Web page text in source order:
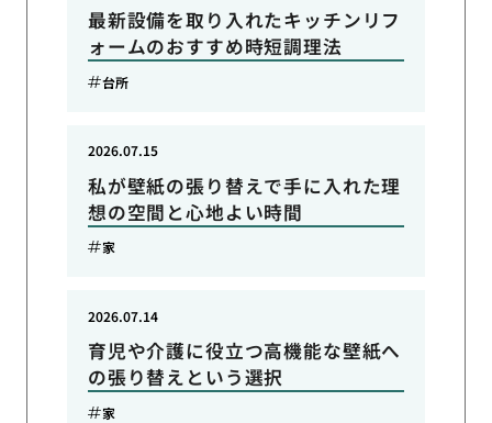
最新設備を取り入れたキッチンリフ
ォームのおすすめ時短調理法
台所
私が壁紙の張り替えで手に入れた理
想の空間と心地よい時間
2026.07.15
家
育児や介護に役立つ高機能な壁紙へ
の張り替えという選択
2026.07.14
家